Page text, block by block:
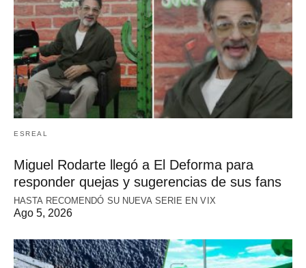
ESREAL
Miguel Rodarte llegó a El Deforma para
responder quejas y sugerencias de sus fans
HASTA RECOMENDÓ SU NUEVA SERIE EN VIX
Ago 5, 2026